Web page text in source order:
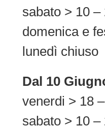
sabato > 10 –
domenica e
lunedì chiuso
Dal 10
venerdi > 18
sabato > 10 –